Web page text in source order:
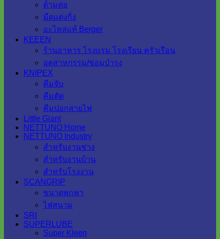
ด้ามต่อ
มีดแต่งกิ่ง
อะไหล่แท้ Berger
KEEEN
ร้านอาหาร โรงแรม โรงเรียน ครัวเรือน
อุตสาหกรรม/ซ่อมบำรุง
KNIPEX
คีมจับ
คีมตัด
คีมปอกสายไฟ
Little Giant
NETTUNO Home
NETTUNO Industry
สำหรับงานช่าง
สำหรับงานบ้าน
สำหรับโรงงาน
SCANGRIP
ขนาดพกพา
ไฟสนาม
SRI
SUPERLUBE
Super Kleen